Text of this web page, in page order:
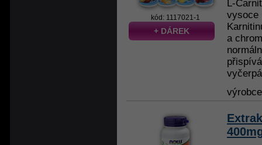
kód: 1117021-1
+ DÁREK
L-
vysoce
a